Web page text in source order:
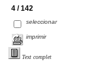
4 / 142
seleccionar
imprimir
Text complet